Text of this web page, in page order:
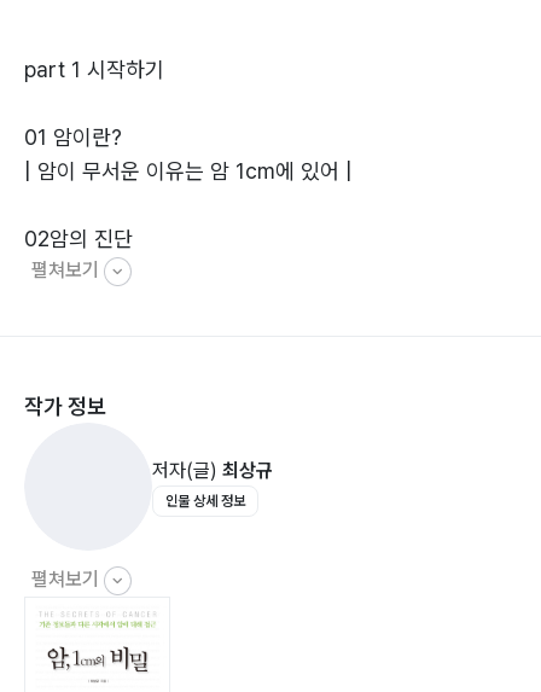
part 1 시작하기
01 암이란?
| 암이 무서운 이유는 암 1cm에 있어 |
02암의 진단
| 피 한 방울로 암 진단, 할 수 있을까? | 신체로 보는 암의
03암의 치료
방사선 치료, 무조건 격리해야 할까?
방사선 치료, 부작용은 위험한가요?
특수 방사선 치료: 감마나이프 VS 사이버나이프
골반 부위 방사선 치료 부작용 알아보니…
펼쳐보기
작가 정보
저자(글) 최상규
인물 상세 정보
펼쳐보기